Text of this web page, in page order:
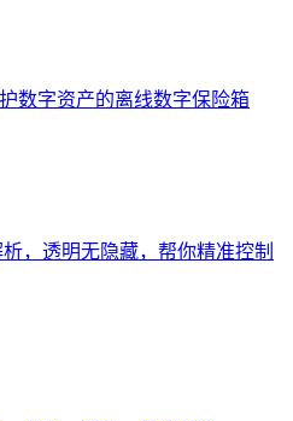
数字资产的离线数字保险箱
，透明无隐藏，帮你精准控制